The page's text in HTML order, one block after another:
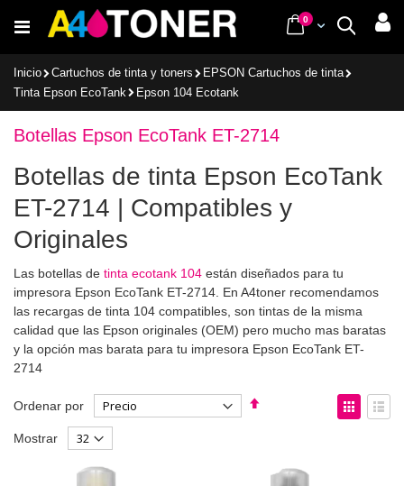
al
Buscar
Cart
0items
Inicio Cartuchos de tinta y toners
EPSON Cartuchos de tinta
Tinta Epson EcoTank
Epson 104 Ecotank
Botellas Epson EcoTank ET-2714
Botellas de tinta Epson EcoTank
ET-2714 | Compatibles y
Originales
Las botellas de tinta ecotank 104 están diseñados para tu
impresora Epson EcoTank ET-2714. En A4toner recomendamos
las recargas de tinta 104 compatibles, son tintas de la misma
calidad que las Epson originales (OEM) pero mucho mas baratas
y la opción mas barata para tu impresora Epson EcoTank ET-
2714
Ordenar por
Fijar
Ver
como
Mostrar